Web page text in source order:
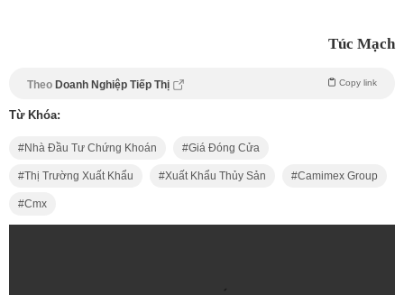
Túc Mạch
Theo Doanh Nghiệp Tiếp Thị Copy link
Từ Khóa:
Nhà Đầu Tư Chứng Khoán Giá Đóng Cửa
Thị Trường Xuất Khẩu Xuất Khẩu Thủy Sản Camimex Group
Cmx